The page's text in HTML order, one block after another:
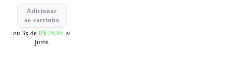
Adicionar
ao carrinho
ou 3x de R$ 26,95 s/
juros